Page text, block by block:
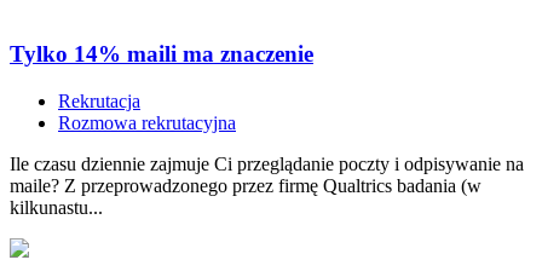
Tylko 14% maili ma znaczenie
Rekrutacja
Rozmowa rekrutacyjna
Ile czasu dziennie zajmuje Ci przeglądanie poczty i odpisywanie na
maile? Z przeprowadzonego przez firmę Qualtrics badania (w
kilkunastu...